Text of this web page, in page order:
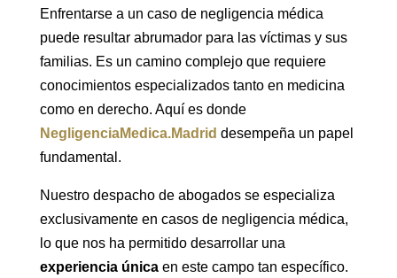
Enfrentarse a un caso de negligencia médica
puede resultar abrumador para las víctimas y sus
familias. Es un camino complejo que requiere
conocimientos especializados tanto en medicina
como en derecho. Aquí es donde
NegligenciaMedica.Madrid desempeña un papel
fundamental.
Nuestro despacho de abogados se especializa
exclusivamente en casos de negligencia médica,
lo que nos ha permitido desarrollar una
experiencia únicaen este campo tan específico.